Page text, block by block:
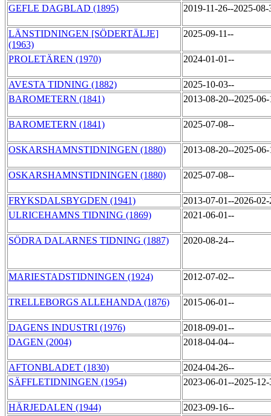
GEFLE DAGBLAD (1895) 2019-11-26--2025-
LÄNSTIDNINGEN [SÖDERTÄLJE]
(1963)
2025-09-11--
PROLETÄREN (1970) 2024-01-01--
AVESTA TIDNING (1882)
2025-10-03--
BAROMETERN (1841)
2013-08-20--2025-
BAROMETERN (1841) 2025-07-08--
OSKARSHAMNSTIDNINGEN (1880) 2013-08-20--2025-
OSKARSHAMNSTIDNINGEN (1880) 2025-07-08--
FRYKSDALSBYGDEN (1941)
2013-07-01--2026-
ULRICEHAMNS TIDNING (1869)
2021-06-01--
SÖDRA DALARNES TIDNING (1887) 2020-08-24--
MARIESTADSTIDNINGEN (1924) 2012-07-02--
TRELLEBORGS ALLEHANDA (1876) 2015-06-01--
DAGENS INDUSTRI (1976)
2018-09-01--
DAGEN (2004)
2018-04-04--
AFTONBLADET (1830)
2024-04-26--
SÄFFLETIDNINGEN (1954)
2023-06-01--2025-
HÄRJEDALEN (1944) 2023-09-16--